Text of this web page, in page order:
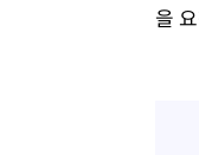
을